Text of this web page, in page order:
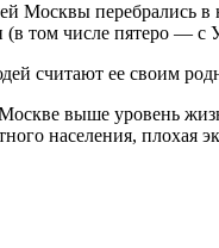
Москвы перебрались в
(в том числе пятеро — с
считают ее своим
выше уровень
населения,